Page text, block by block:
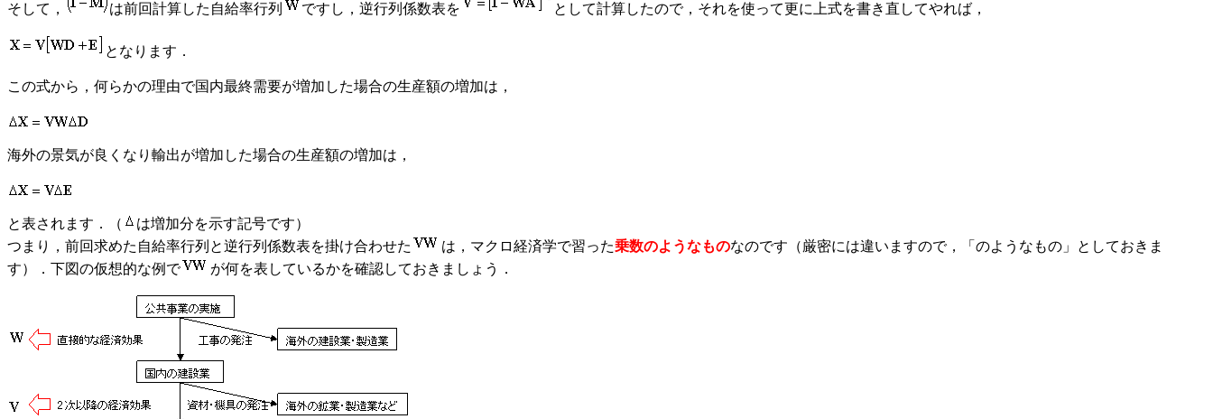
そして，
は前回計算した自給率行列 ですし，逆行列係数表を として計算したので，それを使って更に上式を書き直してやれば，
となります．
この式から，何らかの理由で国内最終需要が増加した場合の生産額の増加は，
海外の景気が良くなり輸出が増加した場合の生産額の増加は，
と表されます．（
は増加分を示す記号です）
つまり，前回求めた自給率行列と逆行列係数表を掛け合わせた
は，マクロ経済学で習った乗数のようなものなのです（厳密には違いますので，「のようなもの」としておきま
す）．下図の仮想的な例で
が何を表しているかを確認しておきましょう．